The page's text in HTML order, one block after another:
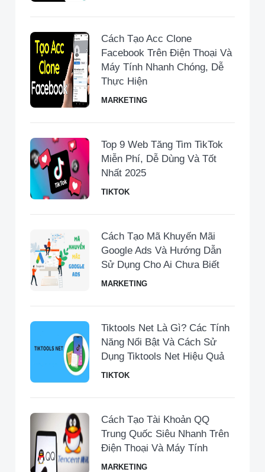
Cách Tạo Acc Clone
Facebook Trên Điện Thoại Và
Máy Tính Nhanh Chóng, Dễ
Thực Hiện
MARKETING
Top 9 Web Tăng Tim TikTok
Miễn Phí, Dễ Dùng Và Tốt
Nhất 2025
TIKTOK
Cách Tạo Mã Khuyến Mãi
Google Ads Và Hướng Dẫn
Sử Dụng Cho Ai Chưa Biết
MARKETING
Tiktools Net Là Gì? Các Tính
Năng Nổi Bật Và Cách Sử
Dụng Tiktools Net Hiệu Quả
TIKTOK
Cách Tạo Tài Khoản QQ
Trung Quốc Siêu Nhanh Trên
Điện Thoại Và Máy Tính
MARKETING